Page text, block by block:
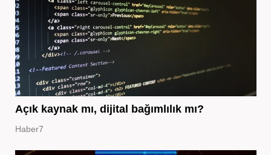
Açık kaynak mı, dijital bağımlılık mı?
Haber7